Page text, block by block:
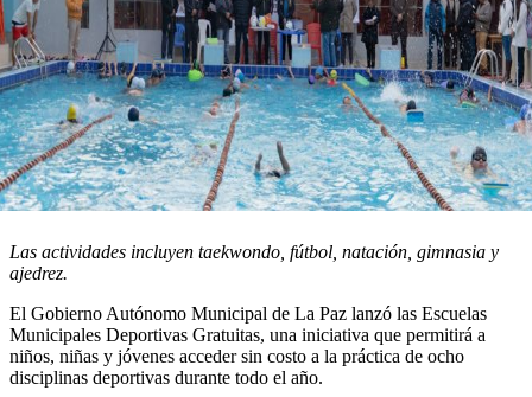
Las actividades incluyen taekwondo, fútbol, natación, gimnasia y
ajedrez.
El Gobierno Autónomo Municipal de La Paz lanzó las Escuelas
Municipales Deportivas Gratuitas, una iniciativa que permitirá a
niños, niñas y jóvenes acceder sin costo a la práctica de ocho
disciplinas deportivas durante todo el año.